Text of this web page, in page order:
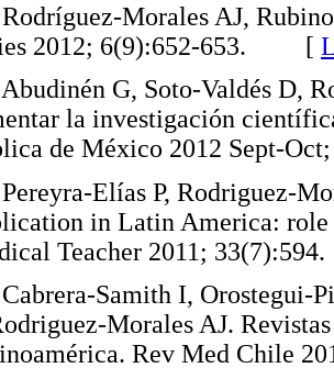
Morales AJ,
2012; 6(9):652-653. [
G, Soto-Valdés D,
la investigación
de México 2012 Sept-
Elías P, Rodriguez-
in Latin America:
Teacher 2011;
Cabrera-Samith I, Orostegui-
Morales AJ.
Rev Med